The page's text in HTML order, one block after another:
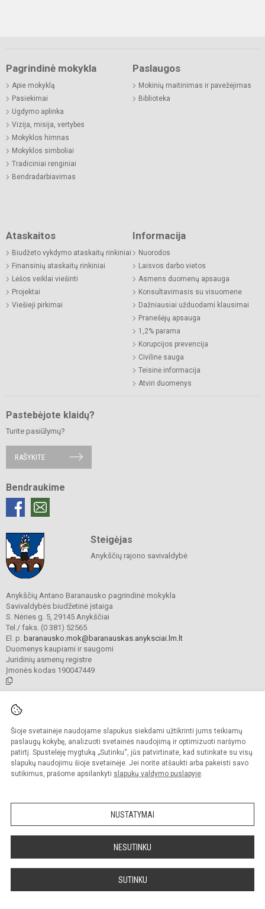
Šioje svetainėje naudojame slapukus siekdami užtikrinti jums teikiamų
paslaugų kokybę, analizuoti svetainės naudojimą ir optimizuoti naršymo
patirtį. Spustelėję mygtuką „Sutinku“, jūs patvirtinate, kad sutinkate su visų
slapukų naudojimu šioje svetainėje. Jei norite atšaukti arba pakeisti savo
sutikimus, prašome apsilankyti slapukų valdymo puslapyje.
NUSTATYMAI
NESUTINKU
SUTINKU
Pagrindinė mokykla
Apie mokyklą
Pasiekimai
Ugdymo aplinka
Vizija, misija, vertybės
Mokyklos himnas
Mokyklos simboliai
Tradiciniai renginiai
Bendradarbiavimas
Paslaugos
Mokinių maitinimas ir pavežėjimas
Biblioteka
Ataskaitos
Biudžeto vykdymo ataskaitų rinkiniai
Finansinių ataskaitų rinkiniai
Lėšos veiklai viešinti
Projektai
Viešieji pirkimai
Informacija
Nuorodos
Laisvos darbo vietos
Asmens duomenų apsauga
Konsultavimasis su visuomene
Dažniausiai užduodami klausimai
Pranešėjų apsauga
1,2% parama
Korupcijos prevencija
Civilinė sauga
Teisinė informacija
Atviri duomenys
Pastebėjote klaidų?
Turite pasiūlymų?
RAŠYKITE
Bendraukime
Steigėjas
Anykščių rajono savivaldybė
Anykščių Antano Baranausko pagrindinė mokykla
Savivaldybės biudžetinė įstaiga
S. Nėries g. 5, 29145 Anykščiai
Tel./ faks. (0 381) 52565
El. p. baranausko.mok@baranauskas.anyksciai.lm.lt
Duomenys kaupiami ir saugomi
Juridinių asmenų registre
Įmonės kodas 190047449
Kopijuoti turinį be raštiško mokyklos administracijos sutikimo griežtai
draudžiama.
Prieinamumo paraiška Slapukų valdymas
Sumanus būdas atnaujinti